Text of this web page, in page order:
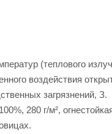
(теплового
воздействия
загрязнений, З.
280 г/м²,